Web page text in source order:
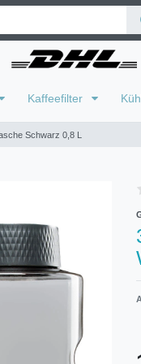
Kaffeefilter
Schwarz 0,8 L